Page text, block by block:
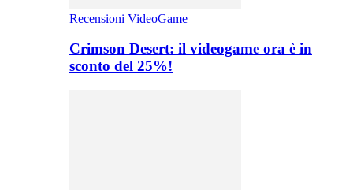
Recensioni VideoGame
Crimson Desert: il videogame ora è in
sconto del 25%!